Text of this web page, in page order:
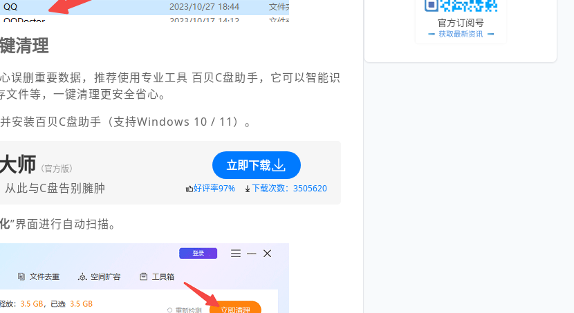
清理
误删重要数据，推荐使用专业工具 百贝C盘助手，它可以智能识
件等，一键清理更安全省心。
安装百贝C盘助手（支持Windows 10 / 11）。
师 （官方版）
此与C盘告别臃肿
立即下载
好评率97% 下载次数：3505620
”界面进行自动扫描。